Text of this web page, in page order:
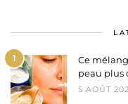
1
Ce
peau plus
5 AOÛT